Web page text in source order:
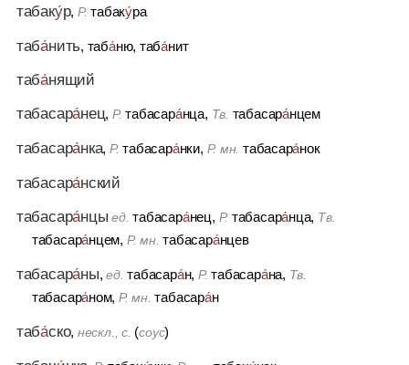
табаку́р, Р. табаку́ра
таба́нить, таба́ню, таба́нит
таба́нящий
табасара́нец,Р. табасара́нца, Тв. табасара́нцем
табасара́нка,Р. табасара́нки, Р. мн. табасара́нок
табасара́нский
табасара́нцы ед. табасара́нец, Р. табасара́нца, Тв.
табасара́нцем, Р. мн. табасара́нцев
табасара́ны,ед. табасара́н, Р. табасара́на, Тв.
табасара́ном,Р. мн. табасара́н
таба́ско, нескл., с. (соус)